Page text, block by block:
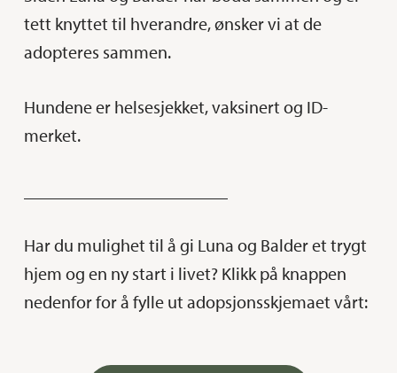
tett knyttet til hverandre, ønsker vi at de
adopteres sammen.
Hundene er helsesjekket, vaksinert og ID-
merket.
Har du mulighet til å gi Luna og Balder et trygt
hjem og en ny start i livet? Klikk på knappen
nedenfor for å fylle ut adopsjonsskjemaet vårt: